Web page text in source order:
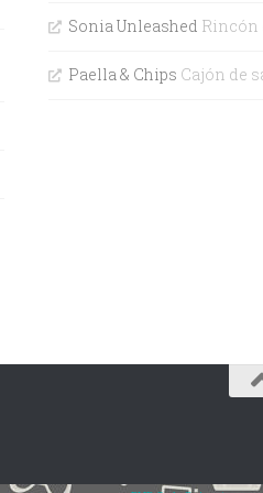
Sonia Unleashed Rincón
Paella & Chips Cajón de